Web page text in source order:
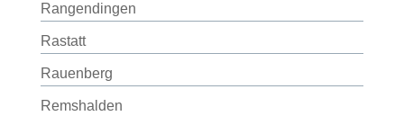
Rangendingen
Rastatt
Rauenberg
Remshalden